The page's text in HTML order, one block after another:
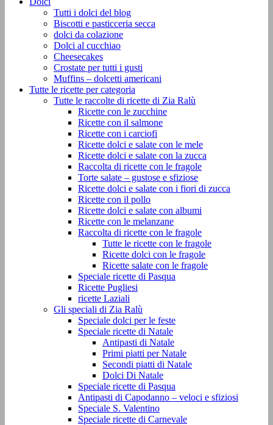
Tutti i dolci del blog
Biscotti e pasticceria secca
dolci da colazione
Dolci al cucchiao
Cheesecakes
Crostate per tutti i gusti
Muffins – dolcetti americani
Tutte le ricette per categoria
Tutte le raccolte di ricette di Zia Ralù
Ricette con le zucchine
Ricette con il salmone
Ricette con i carciofi
Ricette dolci e salate con le mele
Ricette dolci e salate con la zucca
Raccolta di ricette con le fragole
Torte salate – gustose e sfiziose
Ricette dolci e salate con i fiori di zucca
Ricette con il pollo
Ricette dolci e salate con albumi
Ricette con le melanzane
Raccolta di ricette con le fragole
Tutte le ricette con le fragole
Ricette dolci con le fragole
Ricette salate con le fragole
Speciale ricette di Pasqua
Ricette Pugliesi
ricette Laziali
Gli speciali di Zia Ralù
Speciale dolci per le feste
Speciale ricette di Natale
Antipasti di Natale
Primi piatti per Natale
Secondi piatti di Natale
Dolci Di Natale
Speciale ricette di Pasqua
Antipasti di Capodanno – veloci e sfiziosi
Speciale S. Valentino
Speciale ricette di Carnevale